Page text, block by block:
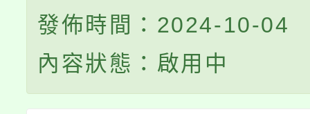
發佈時間：2024-10-04
內容狀態：啟用中